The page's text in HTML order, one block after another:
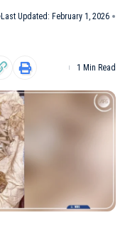
Last Updated: February 1, 2026
1 Min Read